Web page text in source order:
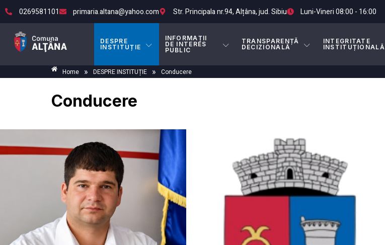
0269581101 primaria.altana@yahoo.com Str. Principala nr.94, Alțâna, jud. Sibiu Luni-Vineri 08:00 - 16:00
DESPRE
INSTITUȚIE
INFORMAȚII
DE INTERES
PUBLIC
TRANSPARENȚĂ
DECIZIONALĂ
INTEGRITATE
INSTITUȚIONALĂ
Home » DESPRE INSTITUȚIE » Conducere
Conducere